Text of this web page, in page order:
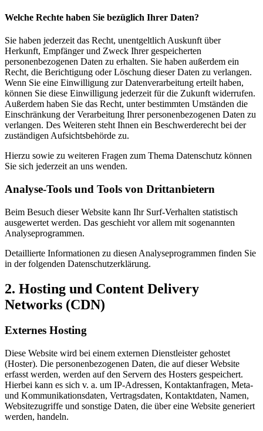
Welche Rechte haben Sie bezüglich Ihrer Daten?
Sie haben jederzeit das Recht, unentgeltlich Auskunft über
Herkunft, Empfänger und Zweck Ihrer gespeicherten
personenbezogenen Daten zu erhalten. Sie haben außerdem ein
Recht, die Berichtigung oder Löschung dieser Daten zu verlangen.
Wenn Sie eine Einwilligung zur Datenverarbeitung erteilt haben,
können Sie diese Einwilligung jederzeit für die Zukunft widerrufen.
Außerdem haben Sie das Recht, unter bestimmten Umständen die
Einschränkung der Verarbeitung Ihrer personenbezogenen Daten zu
verlangen. Des Weiteren steht Ihnen ein Beschwerderecht bei der
zuständigen Aufsichtsbehörde zu.
Hierzu sowie zu weiteren Fragen zum Thema Datenschutz können
Sie sich jederzeit an uns wenden.
Analyse-Tools und Tools von Dritt­anbietern
Beim Besuch dieser Website kann Ihr Surf-Verhalten statistisch
ausgewertet werden. Das geschieht vor allem mit sogenannten
Analyseprogrammen.
Detaillierte Informationen zu diesen Analyseprogrammen finden Sie
in der folgenden Datenschutzerklärung.
2. Hosting und Content Delivery
Networks (CDN)
Externes Hosting
Diese Website wird bei einem externen Dienstleister gehostet
(Hoster). Die personenbezogenen Daten, die auf dieser Website
erfasst werden, werden auf den Servern des Hosters gespeichert.
Hierbei kann es sich v. a. um IP-Adressen, Kontaktanfragen, Meta-
und Kommunikationsdaten, Vertragsdaten, Kontaktdaten, Namen,
Websitezugriffe und sonstige Daten, die über eine Website generiert
werden, handeln.